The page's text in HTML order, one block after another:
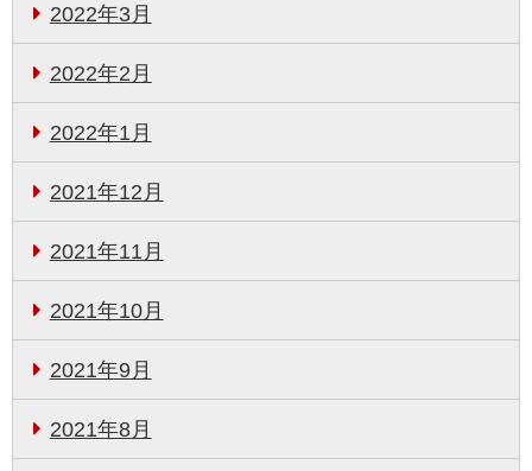
2022年3月
2022年2月
2022年1月
2021年12月
2021年11月
2021年10月
2021年9月
2021年8月